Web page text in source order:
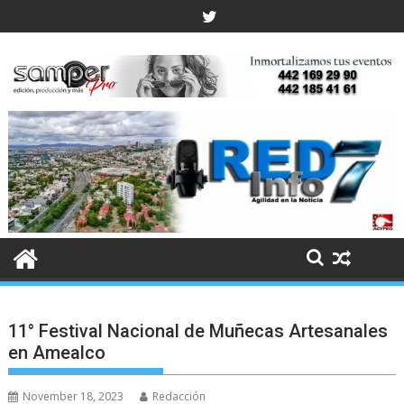
to
11° Festival Nacional de Muñecas Artesanales
en Amealco
November 18, 2023 Redacción